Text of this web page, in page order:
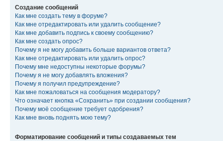
Создание сообщений
Как мне создать тему в форуме?
Как мне отредактировать или удалить сообщение?
Как мне добавить подпись к своему сообщению?
Как мне создать опрос?
Почему я не могу добавить больше вариантов ответа?
Как мне отредактировать или удалить опрос?
Почему мне недоступны некоторые форумы?
Почему я не могу добавлять вложения?
Почему я получил предупреждение?
Как мне пожаловаться на сообщения модератору?
Что означает кнопка «Сохранить» при создании сообщения?
Почему моё сообщение требует одобрения?
Как мне вновь поднять мою тему?
Форматирование сообщений и типы создаваемых тем